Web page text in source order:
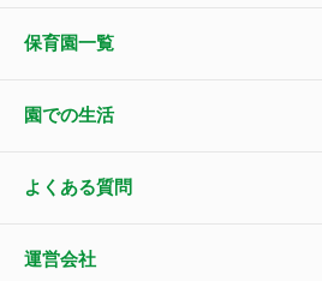
保育園一覧
園での生活
よくある質問
運営会社